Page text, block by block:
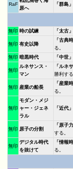
RaF
原へ
「群島」
無印 時の試練 「太古」
無印 有史以降
「古典
る。
無印 暗黒時代 「中世」
無印
ルネサンス・
マン
「ルネ
勝利する
無印 産業の船長
「産業
る。
無印
モダン・メジ
ャー・ジェネ
ラル
「近代」
無印 原子の分割
「原子
する。
無印
デジタル時代
を抜けて
「情報
る。